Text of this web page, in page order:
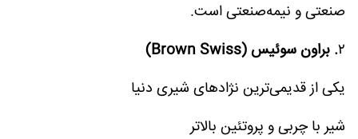
صنعتی و نیمه‌صنعتی است.
۲. براون سوئیس (Brown Swiss)
یکی از قدیمی‌ترین نژادهای شیری دنیا
شیر با چربی و پروتئین بالاتر